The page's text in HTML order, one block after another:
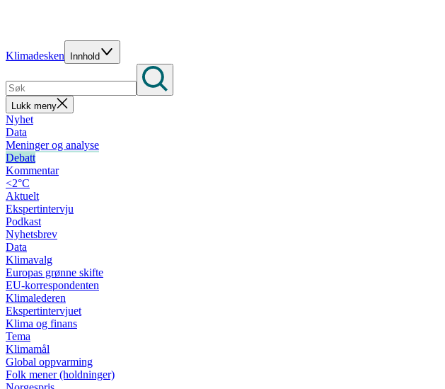
Klimadesken Innhold
Lukk meny
Nyhet
Data
Meninger og analyse
Debatt
Kommentar
<2°C
Aktuelt
Ekspertintervju
Podkast
Nyhetsbrev
Data
Klimavalg
Europas grønne skifte
EU-korrespondenten
Klimalederen
Ekspertintervjuet
Klima og finans
Tema
Klimamål
Global oppvarming
Folk mener (holdninger)